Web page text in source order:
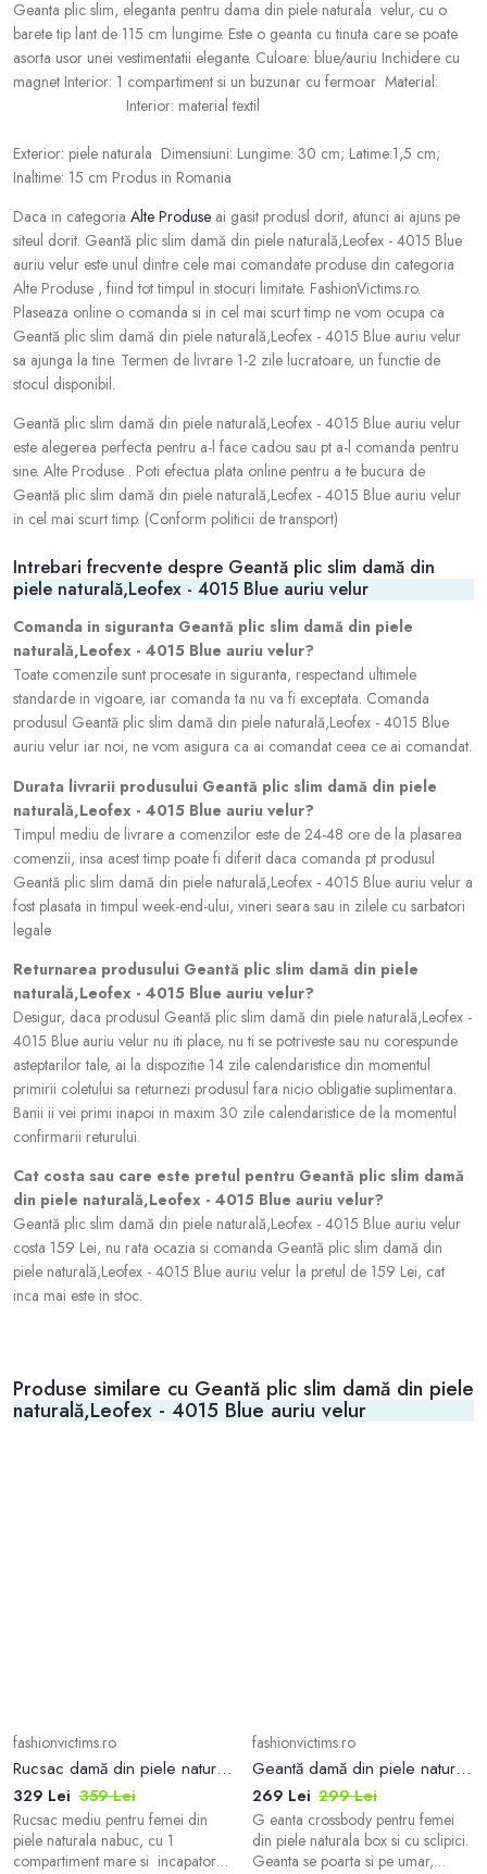
Geanta plic slim, eleganta pentru dama din piele naturala velur, cu o
barete tip lant de 115 cm lungime. Este o geanta cu tinuta care se poate
asorta usor unei vestimentatii elegante. Culoare: blue/auriu Inchidere cu
magnet Interior: 1 compartiment si un buzunar cu fermoar Material:
Interior: material textil
Exterior: piele naturala Dimensiuni: Lungime: 30 cm; Latime:1,5 cm;
Inaltime: 15 cm Produs in Romania
Daca in categoria Alte Produse ai gasit produsl dorit, atunci ai ajuns pe
siteul dorit. Geantă plic slim damă din piele naturală,Leofex - 4015 Blue
auriu velur este unul dintre cele mai comandate produse din categoria
Alte Produse , fiind tot timpul in stocuri limitate. FashionVictims.ro.
Plaseaza online o comanda si in cel mai scurt timp ne vom ocupa ca
Geantă plic slim damă din piele naturală,Leofex - 4015 Blue auriu velur
sa ajunga la tine. Termen de livrare 1-2 zile lucratoare, un functie de
stocul disponibil.
Geantă plic slim damă din piele naturală,Leofex - 4015 Blue auriu velur
este alegerea perfecta pentru a-l face cadou sau pt a-l comanda pentru
sine. Alte Produse . Poti efectua plata online pentru a te bucura de
Geantă plic slim damă din piele naturală,Leofex - 4015 Blue auriu velur
in cel mai scurt timp. (Conform politicii de transport)
Intrebari frecvente despre Geantă plic slim damă din
piele naturală,Leofex - 4015 Blue auriu velur
Comanda in siguranta Geantă plic slim damă din piele
naturală,Leofex - 4015 Blue auriu velur?
Toate comenzile sunt procesate in siguranta, respectand ultimele
standarde in vigoare, iar comanda ta nu va fi exceptata. Comanda
produsul Geantă plic slim damă din piele naturală,Leofex - 4015 Blue
auriu velur iar noi, ne vom asigura ca ai comandat ceea ce ai comandat.
Durata livrarii produsului Geantă plic slim damă din piele
naturală,Leofex - 4015 Blue auriu velur?
Timpul mediu de livrare a comenzilor este de 24-48 ore de la plasarea
comenzii, insa acest timp poate fi diferit daca comanda pt produsul
Geantă plic slim damă din piele naturală,Leofex - 4015 Blue auriu velur a
fost plasata in timpul week-end-ului, vineri seara sau in zilele cu sarbatori
legale
Returnarea produsului Geantă plic slim damă din piele
naturală,Leofex - 4015 Blue auriu velur?
Desigur, daca produsul Geantă plic slim damă din piele naturală,Leofex -
4015 Blue auriu velur nu iti place, nu ti se potriveste sau nu corespunde
asteptarilor tale, ai la dispozitie 14 zile calendaristice din momentul
primirii coletului sa returnezi produsul fara nicio obligatie suplimentara.
Banii ii vei primi inapoi in maxim 30 zile calendaristice de la momentul
confirmarii returului.
Cat costa sau care este pretul pentru Geantă plic slim damă
din piele naturală,Leofex - 4015 Blue auriu velur?
Geantă plic slim damă din piele naturală,Leofex - 4015 Blue auriu velur
costa 159 Lei, nu rata ocazia si comanda Geantă plic slim damă din
piele naturală,Leofex - 4015 Blue auriu velur la pretul de 159 Lei, cat
inca mai este in stoc.
Produse similare cu Geantă plic slim damă din piele
naturală,Leofex - 4015 Blue auriu velur
fashionvictims.ro
Rucsac damă din piele naturală,Leofex- 4021 Blue nabuc
329 Lei 359 Lei
Rucsac mediu pentru femei din
piele naturala nabuc, cu 1
compartiment mare si incapator
fashionvictims.ro
Geantă damă din piele naturală,Leofex - 4018 Negru Sclipici Box
269 Lei 299 Lei
G eanta crossbody pentru femei
din piele naturala box si cu sclipici.
Geanta se poarta si pe umar,